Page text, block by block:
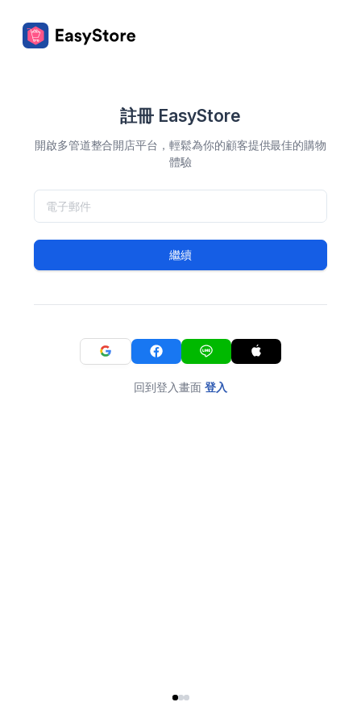
註冊 EasyStore
開啟多管道整合開店平台，輕鬆為你的顧客提供最佳的購物
體驗
繼續
回到登入畫面 登入